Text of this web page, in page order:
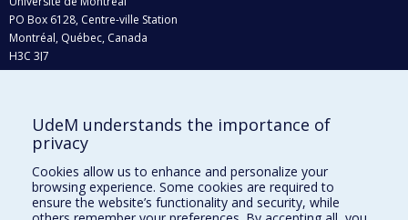
PO Box 6128, Centre-ville Station
Montréal, Québec, Canada
H3C 3J7
Who does what?
Find us
Site map
UdeM understands the importance of
privacy
Cookies allow us to enhance and personalize your
browsing experience. Some cookies are required to
ensure the website’s functionality and security, while